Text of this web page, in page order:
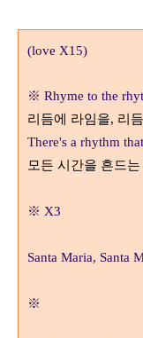
(love X15)
※ Rhyme to the
리듬에 라임을, 리
There's a rhythm
모든 시간을 흔드
※ X3
Santa Maria, Santa
※